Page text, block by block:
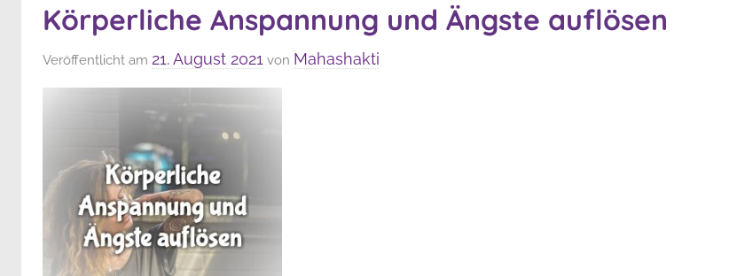
Körperliche Anspannung und Ängste auflösen
Veröffentlicht am 21. August 2021 von Mahashakti